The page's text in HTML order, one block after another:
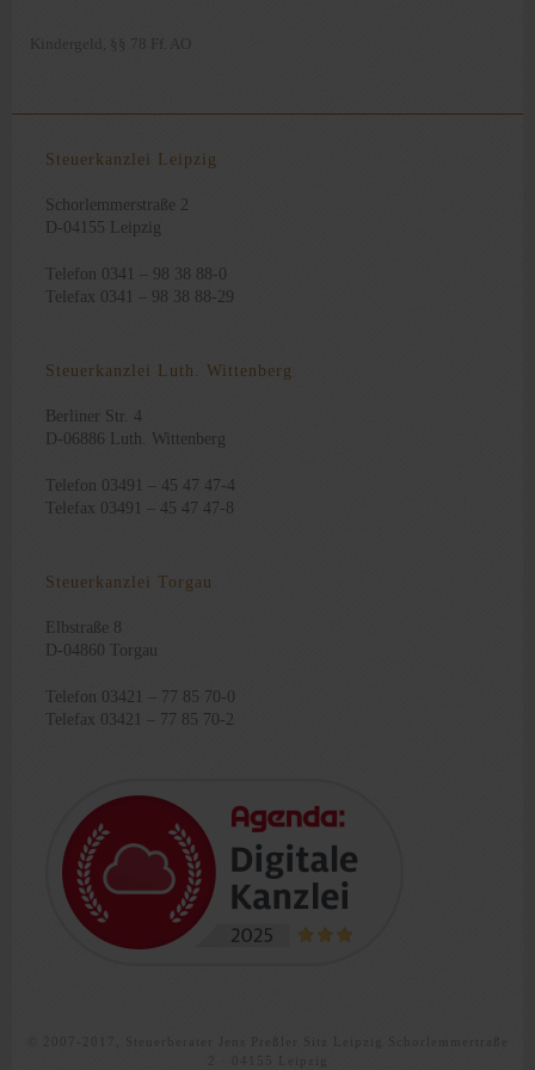
Kindergeld §§ 78 Ff. AO
Steuerkanzlei Leipzig
Schorlemmerstraße 2
D-04155 Leipzig
Telefon 0341 – 98 38 88-0
Telefax 0341 – 98 38 88-29
Steuerkanzlei Luth. Wittenberg
Berliner Str. 4
D-06886 Luth. Wittenberg
Telefon 03491 – 45 47 47-4
Telefax 03491 – 45 47 47-8
Steuerkanzlei Torgau
Elbstraße 8
D-04860 Torgau
Telefon 03421 – 77 85 70-0
Telefax 03421 – 77 85 70-2